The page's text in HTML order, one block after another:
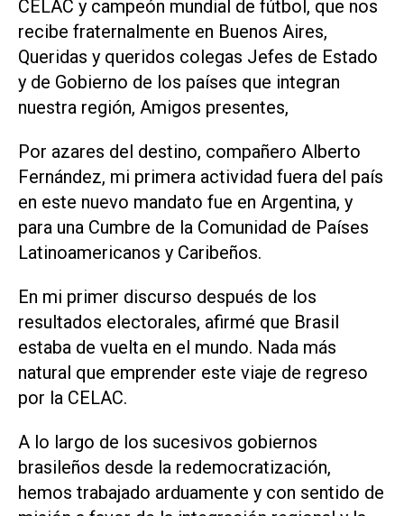
CELAC y campeón mundial de fútbol, ​​que nos
recibe fraternalmente en Buenos Aires,
Queridas y queridos colegas Jefes de Estado
y de Gobierno de los países que integran
nuestra región, Amigos presentes,
Por azares del destino, compañero Alberto
Fernández, mi primera actividad fuera del país
en este nuevo mandato fue en Argentina, y
para una Cumbre de la Comunidad de Países
Latinoamericanos y Caribeños.
En mi primer discurso después de los
resultados electorales, afirmé que Brasil
estaba de vuelta en el mundo. Nada más
natural que emprender este viaje de regreso
por la CELAC.
A lo largo de los sucesivos gobiernos
brasileños desde la redemocratización,
hemos trabajado arduamente y con sentido de